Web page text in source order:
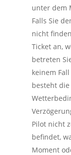
unter dem
Falls Sie
nicht
Ticket an,
betreten
keinem
besteht die
Pilot nicht
befindet,
Moment